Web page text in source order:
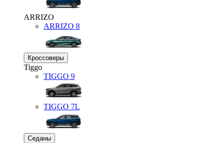
ARRIZO
ARRIZO 8
Кроссоверы
Tiggo
TIGGO 9
TIGGO 7L
Седаны